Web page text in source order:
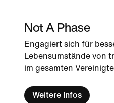
Not A Phase
Engagiert sich für
Lebensumstände von
im gesamten
Weitere Infos